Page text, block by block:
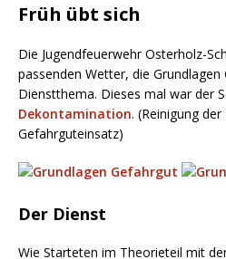
Früh übt sich
Die Jugendfeuerwehr Osterholz-
passenden Wetter, die Grundlagen
Dienstthema. Dieses mal war der
Dekontamination. (Reinigung
Gefahrguteinsatz)
Der Dienst
Wie Starteten im Theorieteil mit